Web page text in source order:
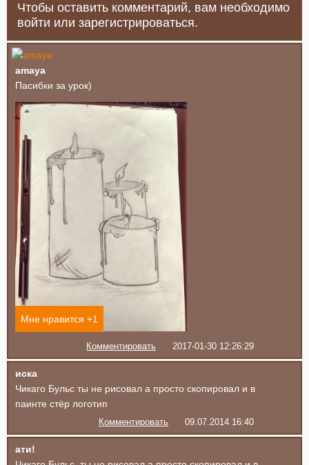
Чтобы оставить комментарий, вам необходимо
войти или зарегистрироваться.
amaya
Пасибки за урок)
Мне нравится +1
Комментировать 2017-01-30 12:26:29
иска
Чикаго Бульс ты не рисовал а просто скопировал и в
паинте стёр логотип
Комментировать 09.07.2014 16:40
ати!